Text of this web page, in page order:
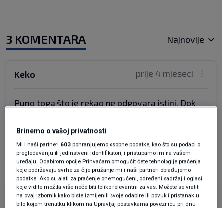
3 KOMENTARA Najnovije
prije 4 mjeseci
Keko
Puno toga što je rekao ne odgovara istini. Dok
jednosmjerna ulica.
Odgovor
prije 4 mjeseci
Pali na Mars
Brinemo o vašoj privatnosti
Mi i naši partneri 603 pohranjujemo osobne podatke, kao što su podaci o
pregledavanju ili jedinstveni identifikatori, i pristupamo im na vašem
uređaju. Odabirom opcije Prihvaćam omogućit ćete tehnologije praćenja
koje podržavaju svrhe za čije pružanje mi i naši partneri obrađujemo
podatke. Ako su alati za praćenje onemogućeni, određeni sadržaj i oglasi
koje vidite možda više neće biti toliko relevantni za vas. Možete se vratiti
na ovaj izbornik kako biste izmijenili svoje odabire ili povukli pristanak u
bilo kojem trenutku klikom na Upravljaj postavkama poveznicu pri dnu